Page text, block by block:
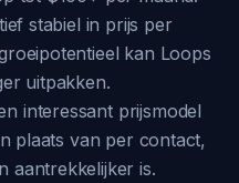
stabiel in prijs per
kan Loops
uitpakken.
interessant prijsmodel
plaats van per contact,
aantrekkelijker is.